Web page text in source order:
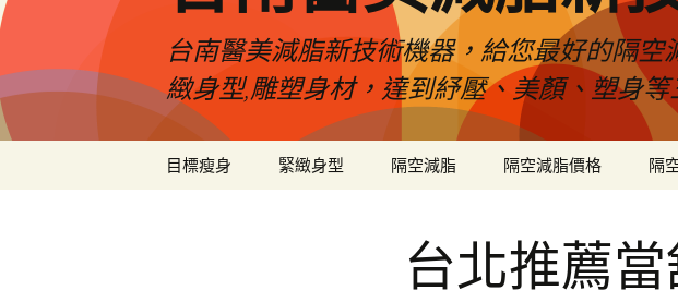
台南醫美減脂新技術機器，給您最好的隔
緻身型,雕塑身材，達到紓壓、美顏、塑身等
目標瘦身 緊緻身型 隔空減脂 隔空減脂價格 隔
台北推薦